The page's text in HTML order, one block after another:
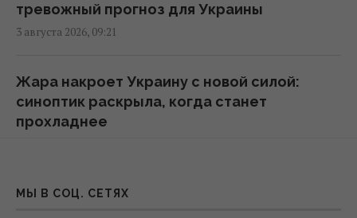
08:58 четверг, 06 августа 2026
переломить ход войны, - Politico
06:48 четверг, 06 августа 2026
Politico
тревожный прогноз для Украины
3 августа 2026, 09:21
Жара накроет Украину с новой силой:
синоптик раскрыла, когда станет
прохладнее
Украину накроют адские +40°C: сколько
МЫ В СОЦ. СЕТЯХ